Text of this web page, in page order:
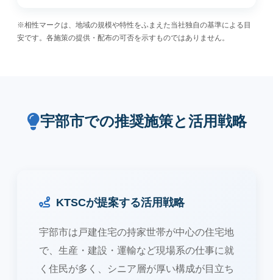
※相性マークは、地域の規模や特性をふまえた当社独自の基準による目
安です。各施策の提供・配布の可否を示すものではありません。
宇部市での推奨施策と活用戦略
KTSCが提案する活用戦略
宇部市は戸建住宅の持家世帯が中心の住宅地
で、生産・建設・運輸など現場系の仕事に就
く住民が多く、シニア層が厚い構成が目立ち